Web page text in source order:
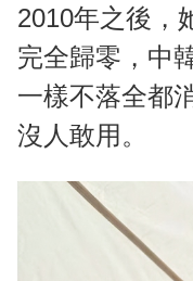
2010年之後，
完全歸零，中
一樣不落全都
沒人敢用。